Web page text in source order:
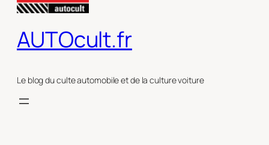
AUTOcult.fr
Le blog du culte automobile et de la culture voiture